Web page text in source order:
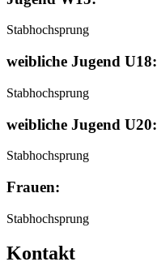
Stabhochsprung
weibliche Jugend U18:
Stabhochsprung
weibliche Jugend U20:
Stabhochsprung
Frauen:
Stabhochsprung
Kontakt